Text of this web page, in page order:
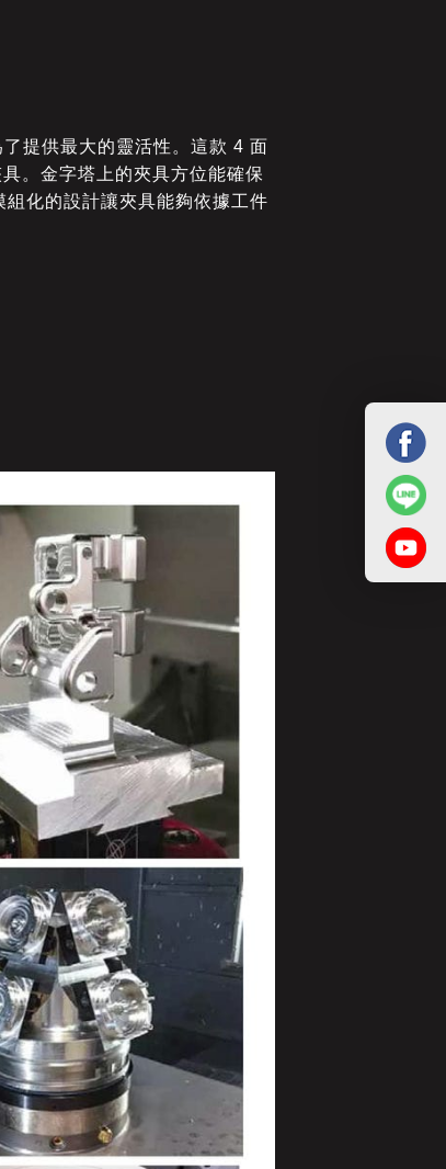
提供最大的靈活性。這款 4 面
。金字塔上的夾具方位能確保
化的設計讓夾具能夠依據工件